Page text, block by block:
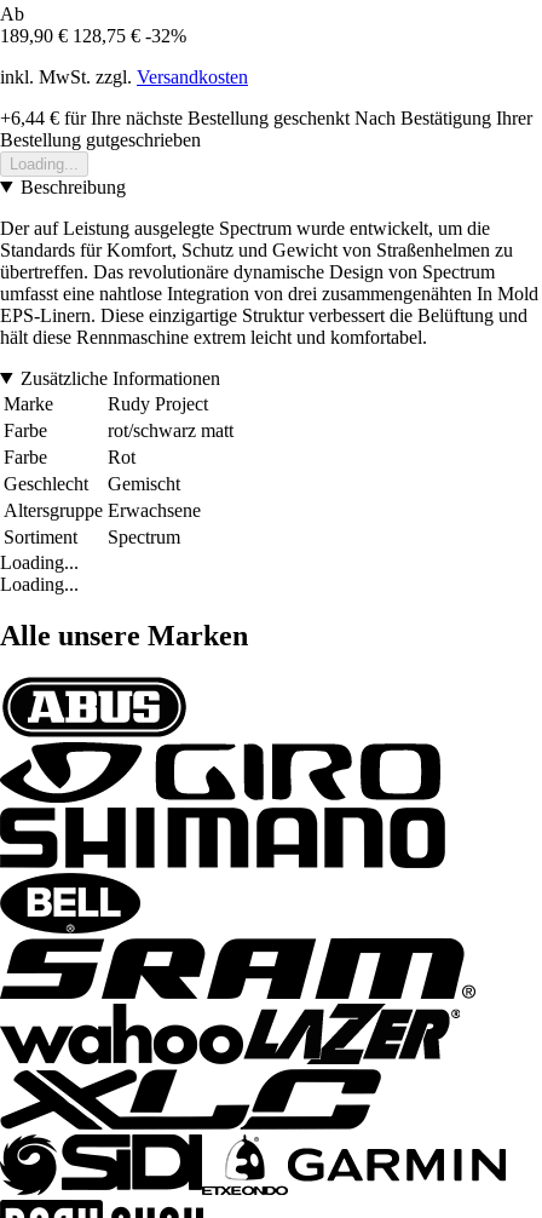
Ab
189,90 € 128,75 € -32%
inkl. MwSt. zzgl. Versandkosten
+6,44 € für Ihre nächste Bestellung geschenkt Nach Bestätigung Ihrer
Bestellung gutgeschrieben
Loading...
Beschreibung
Der auf Leistung ausgelegte Spectrum wurde entwickelt, um die
Standards für Komfort, Schutz und Gewicht von Straßenhelmen zu
übertreffen. Das revolutionäre dynamische Design von Spectrum
umfasst eine nahtlose Integration von drei zusammengenähten In Mold
EPS-Linern. Diese einzigartige Struktur verbessert die Belüftung und
hält diese Rennmaschine extrem leicht und komfortabel.
Zusätzliche Informationen
Marke
Rudy Project
Farbe
rot/schwarz matt
Farbe
Rot
Geschlecht
Gemischt
Altersgruppe Erwachsene
Sortiment
Spectrum
Loading...
Loading...
Alle unsere Marken